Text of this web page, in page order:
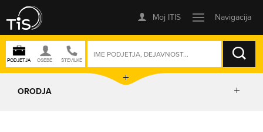
ISKANJE
ORODJA